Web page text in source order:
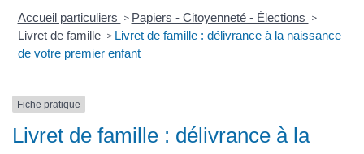
Accueil particuliers > Papiers - Citoyenneté - Élections >
Livret de famille > Livret de famille : délivrance à la naissance
de votre premier enfant
Fiche pratique
Livret de famille : délivrance à la